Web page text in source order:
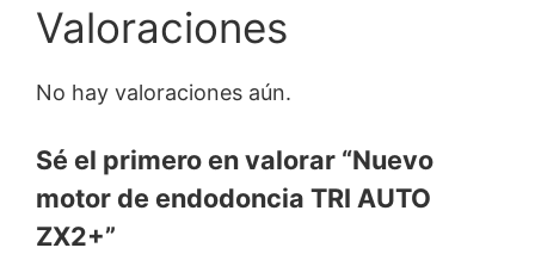
Valoraciones
No hay valoraciones aún.
Sé el primero en valorar “Nuevo
motor de endodoncia TRI AUTO
ZX2+”